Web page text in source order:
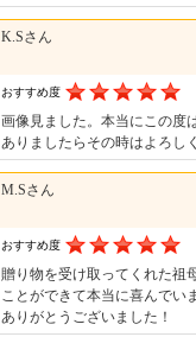
K.Sさん
おすすめ度
画像見ました。本当にこの度
ありましたらその時はよろし
M.Sさん
おすすめ度
贈り物を受け取ってくれた祖
ことができて本当に喜んでい
ありがとうございました！